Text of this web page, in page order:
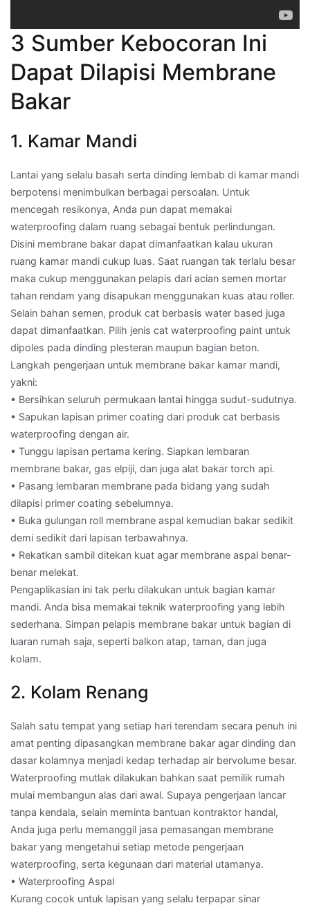
3 Sumber Kebocoran Ini
Dapat Dilapisi Membrane
Bakar
1. Kamar Mandi
Lantai yang selalu basah serta dinding lembab di kamar mandi
berpotensi menimbulkan berbagai persoalan. Untuk
mencegah resikonya, Anda pun dapat memakai
waterproofing dalam ruang sebagai bentuk perlindungan.
Disini membrane bakar dapat dimanfaatkan kalau ukuran
ruang kamar mandi cukup luas. Saat ruangan tak terlalu besar
maka cukup menggunakan pelapis dari acian semen mortar
tahan rendam yang disapukan menggunakan kuas atau roller.
Selain bahan semen, produk cat berbasis water based juga
dapat dimanfaatkan. Pilih jenis cat waterproofing paint untuk
dipoles pada dinding plesteran maupun bagian beton.
Langkah pengerjaan untuk membrane bakar kamar mandi,
yakni:
• Bersihkan seluruh permukaan lantai hingga sudut-sudutnya.
• Sapukan lapisan primer coating dari produk cat berbasis
waterproofing dengan air.
• Tunggu lapisan pertama kering. Siapkan lembaran
membrane bakar, gas elpiji, dan juga alat bakar torch api.
• Pasang lembaran membrane pada bidang yang sudah
dilapisi primer coating sebelumnya.
• Buka gulungan roll membrane aspal kemudian bakar sedikit
demi sedikit dari lapisan terbawahnya.
• Rekatkan sambil ditekan kuat agar membrane aspal benar-
benar melekat.
Pengaplikasian ini tak perlu dilakukan untuk bagian kamar
mandi. Anda bisa memakai teknik waterproofing yang lebih
sederhana. Simpan pelapis membrane bakar untuk bagian di
luaran rumah saja, seperti balkon atap, taman, dan juga
kolam.
2. Kolam Renang
Salah satu tempat yang setiap hari terendam secara penuh ini
amat penting dipasangkan membrane bakar agar dinding dan
dasar kolamnya menjadi kedap terhadap air bervolume besar.
Waterproofing mutlak dilakukan bahkan saat pemilik rumah
mulai membangun alas dari awal. Supaya pengerjaan lancar
tanpa kendala, selain meminta bantuan kontraktor handal,
Anda juga perlu memanggil jasa pemasangan membrane
bakar yang mengetahui setiap metode pengerjaan
waterproofing, serta kegunaan dari material utamanya.
• Waterproofing Aspal
Kurang cocok untuk lapisan yang selalu terpapar sinar